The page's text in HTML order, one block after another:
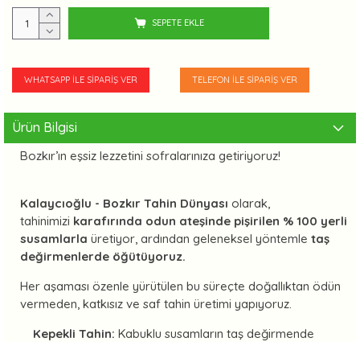
WHATSAPP İLE SIPARIŞ VER TELEFON İLE SIPARIŞ VER
SEPETE EKLE
Ürün Bilgisi
Bozkır’ın eşsiz lezzetini sofralarınıza getiriyoruz!
Kalaycıoğlu - Bozkır Tahin Dünyası olarak,
tahinimizi karafırında odun ateşinde pişirilen % 100 yerli
susamlarla üretiyor, ardından geleneksel yöntemle taş
değirmenlerde öğütüyoruz.
Her aşaması özenle yürütülen bu süreçte doğallıktan ödün
vermeden, katkısız ve saf tahin üretimi yapıyoruz.
Kepekli Tahin: Kabuklu susamların taş değirmende